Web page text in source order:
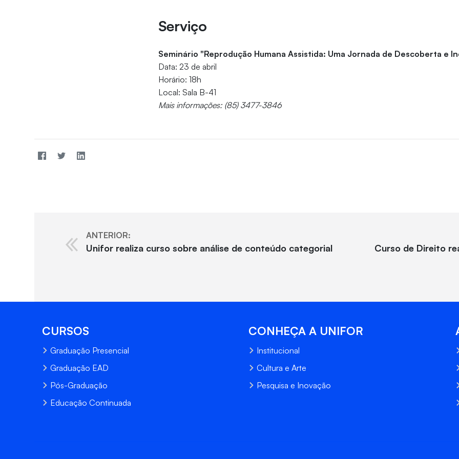
Serviço
Seminário "Reprodução Humana Assistida: Uma Jornada de Descoberta e
Data: 23 de abril
Horário: 18h
Local: Sala B-41
Mais informações: (85) 3477-3846
ANTERIOR:
Unifor realiza curso sobre análise de conteúdo categorial
Curso de Direito
CURSOS
Graduação Presencial
Graduação EAD
Pós-Graduação
Educação Continuada
CONHEÇA A UNIFOR
Institucional
Cultura e Arte
Pesquisa e Inovação